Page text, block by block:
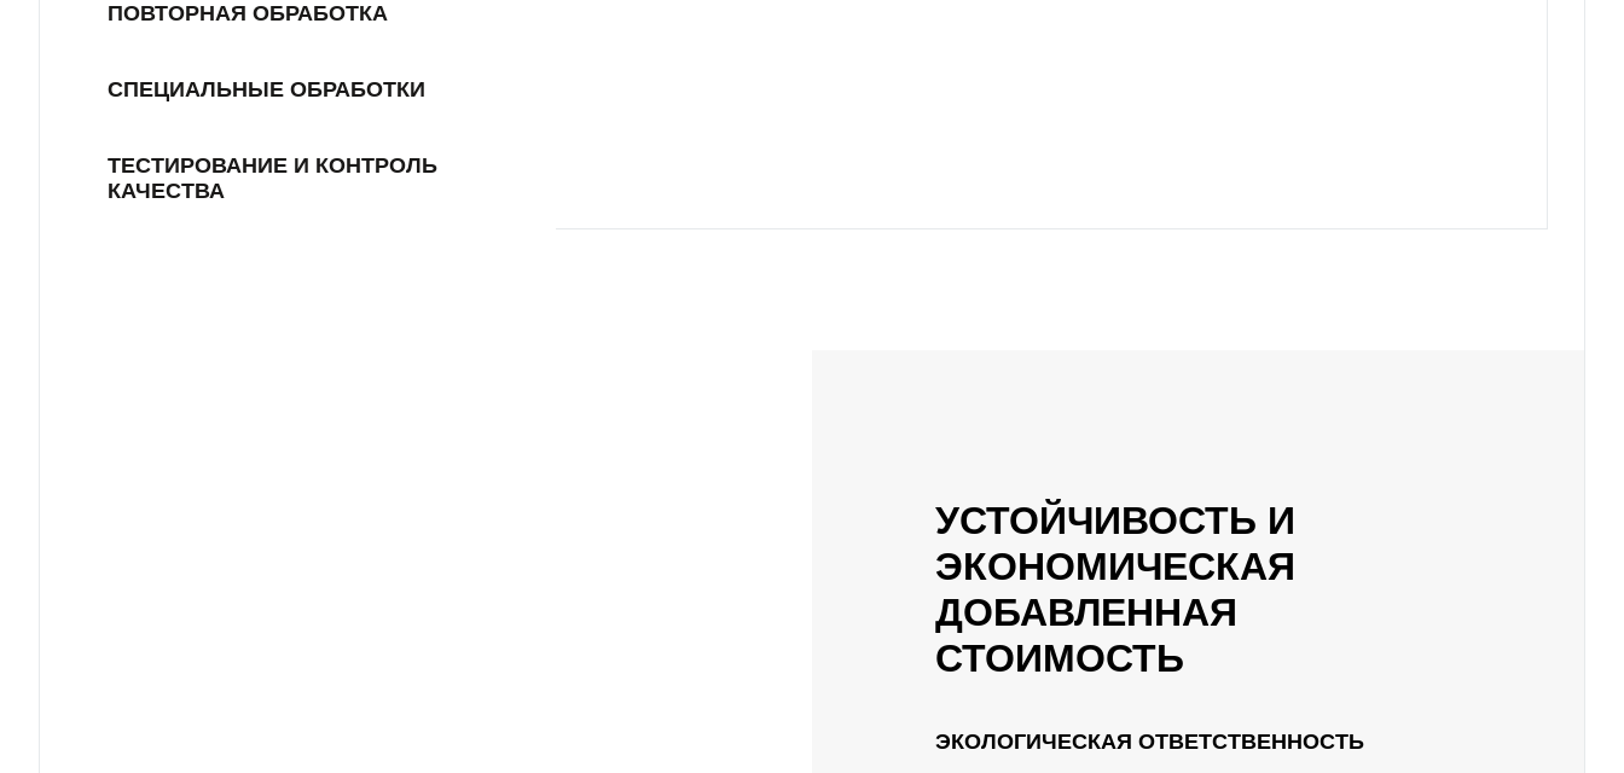
ПОВТОРНАЯ ОБРАБОТКА
СПЕЦИАЛЬНЫЕ ОБРАБОТКИ
ТЕСТИРОВАНИЕ И КОНТРОЛЬ
КАЧЕСТВА
УСТОЙЧИВОСТЬ И
ЭКОНОМИЧЕСКАЯ
ДОБАВЛЕННАЯ
СТОИМОСТЬ
ЭКОЛОГИЧЕСКАЯ ОТВЕТСТВЕННОСТЬ